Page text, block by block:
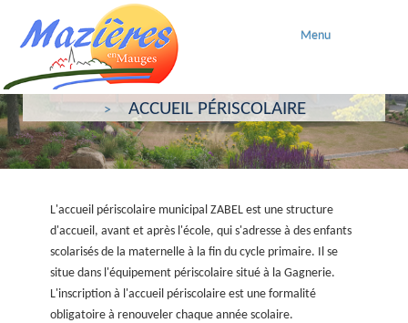
Menu
ACCUEIL
ACCUEIL PÉRISCOLAIRE
L'accueil périscolaire municipal ZABEL est une structure
d'accueil, avant et après l'école, qui s'adresse à des enfants
scolarisés de la maternelle à la fin du cycle primaire. Il se
situe dans l'équipement périscolaire situé à la Gagnerie.
L'inscription à l'accueil périscolaire est une formalité
obligatoire à renouveler chaque année scolaire.